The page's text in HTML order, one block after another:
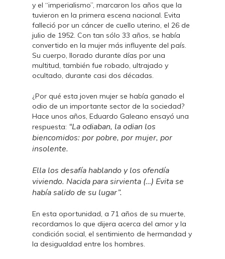
y el “imperialismo”, marcaron los años que la
tuvieron en la primera escena nacional. Evita
falleció por un cáncer de cuello uterino, el 26 de
julio de 1952. Con tan sólo 33 años, se había
convertido en la mujer más influyente del país.
Su cuerpo, llorado durante días por una
multitud, también fue robado, ultrajado y
ocultado, durante casi dos décadas.
¿Por qué esta joven mujer se había ganado el
odio de un importante sector de la sociedad?
Hace unos años, Eduardo Galeano ensayó una
respuesta: “La odiaban, la odian los
biencomidos: por pobre, por mujer, por
insolente.
Ella los desafía hablando y los ofendía
viviendo. Nacida para sirvienta (…) Evita se
había salido de su lugar”.
En esta oportunidad, a 71 años de su muerte,
recordamos lo que dijera acerca del amor y la
condición social, el sentimiento de hermandad y
la desigualdad entre los hombres.